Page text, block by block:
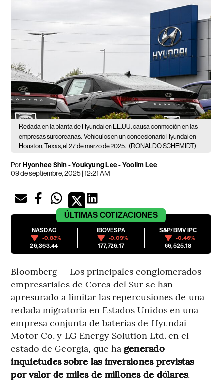
Redada en la planta de Hyundai en EE.UU. causa conmoción en las
empresas surcoreanas. Vehículos en un concesionario Hyundai en
Houston, Texas, el 27 de marzo de 2025. (RONALDO SCHEMIDT)
PorHyonhee Shin - Youkyung Lee - Yoolim Lee
09 de septiembre, 2025 | 12:21 AM
ÚLTIMAS COTIZACIONES
NASDAQ
-0.83%
26,363.44
IBOVESPA
-0.09%
177,726.17
S&P/BMV IPC
-0.46%
66,525.18
Bloomberg — Los principales conglomerados
empresariales de Corea del Sur se han
apresurado a limitar las repercusiones de una
redada migratoria en Estados Unidos en una
empresa conjunta de baterías de Hyundai
Motor Co. y LG Energy Solution Ltd. en el
estado de Georgia, que ha generado
inquietudes sobre las inversiones previstas
por valor de miles de millones de dólares.